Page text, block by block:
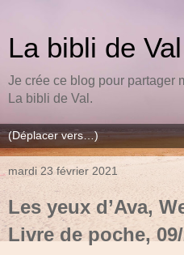
La bibli de Val
Je crée ce blog pour partager
La bibli de Val.
mardi 23 février 2021
Les yeux d’Ava,
Livre de poche,